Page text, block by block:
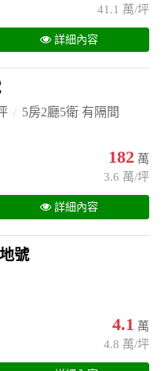
41.1 萬/坪
詳細內容
5房2廳5衛 有隔間
182 萬
3.6 萬/坪
詳細內容
號
4.1 萬
4.8 萬/坪